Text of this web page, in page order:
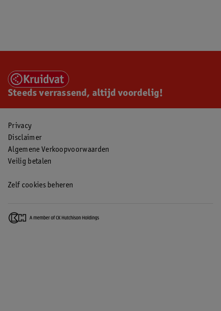
Steeds verrassend, altijd voordelig!
Privacy
Disclaimer
Algemene Verkoopvoorwaarden
Veilig betalen
Zelf cookies beheren